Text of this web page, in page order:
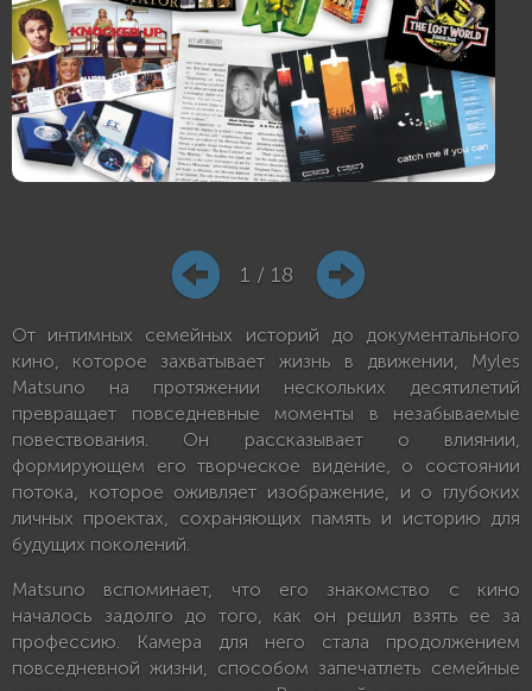
1 / 18
От интимных семейных историй до документального
кино, которое захватывает жизнь в движении, Myles
Matsuno на протяжении нескольких десятилетий
превращает повседневные моменты в незабываемые
повествования. Он рассказывает о влиянии,
формирующем его творческое видение, о состоянии
потока, которое оживляет изображение, и о глубоких
личных проектах, сохраняющих память и историю для
будущих поколений.
Matsuno вспоминает, что его знакомство с кино
началось задолго до того, как он решил взять ее за
профессию. Камера для него стала продолжением
повседневной жизни, способом запечатлеть семейные